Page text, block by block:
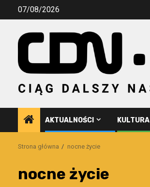
Przejdź07/08/2026
AKTUALNOŚCI KULTURA
Strona główna nocne życie
nocne życie